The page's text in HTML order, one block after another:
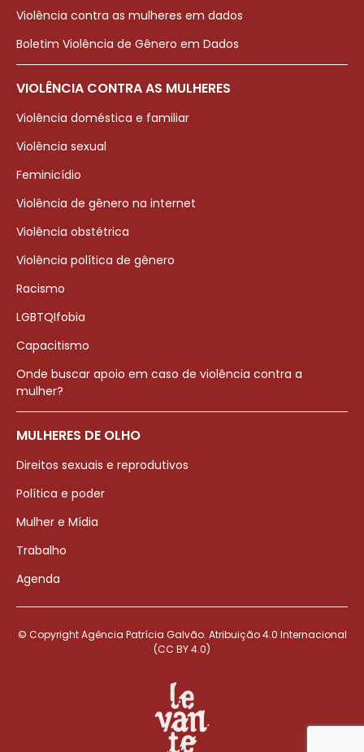
Violência contra as mulheres em dados
Boletim Violência de Gênero em Dados
VIOLÊNCIA CONTRA AS MULHERES
Violência doméstica e familiar
Violência sexual
Feminicídio
Violência de gênero na internet
Violência obstétrica
Violência política de gênero
Racismo
LGBTQIfobia
Capacitismo
Onde buscar apoio em caso de violência contra a
mulher?
MULHERES DE OLHO
Direitos sexuais e reprodutivos
Política e poder
Mulher e Mídia
Trabalho
Agenda
© Copyright Agência Patrícia Galvão. Atribuição 4.0 Internacional
(CC BY 4.0)